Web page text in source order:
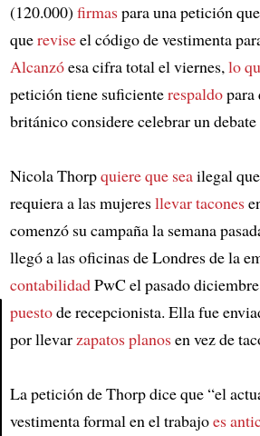
(120.000) firmaspara una petición
quereviseel código de vestimenta
Alcanzóesa cifra total el viernes,lo
petición tiene suficienterespaldopara
británico considere celebrar un debate
Nicola Thorpquiere que seailegal
requiera a las mujeresllevar tacones
comenzó su campaña la semana
llegó a las oficinas de Londres de la
contabilidadPwC el pasado
puestode recepcionista. Ella fue
por llevarzapatos planosen vez de
La petición de Thorp dice que “el
vestimenta formal en el trabajoes